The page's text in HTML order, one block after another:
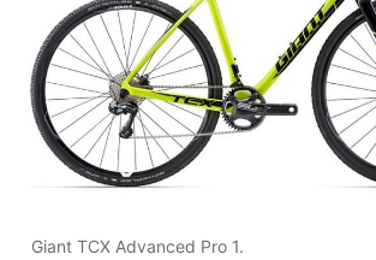
Giant TCX Advanced Pro 1.